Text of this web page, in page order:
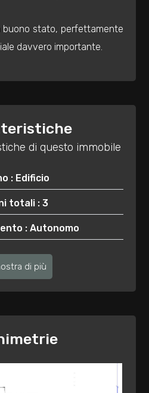
buono stato, perfettamente
davvero importante.
di questo immobile
: Edificio
totali : 3
: Autonomo
: Scoperto
architettoniche : Si